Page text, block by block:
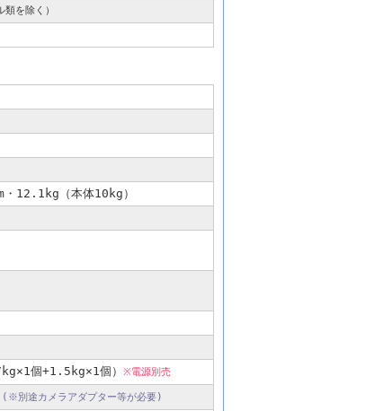
を除く）
・12.1kg（本体10kg）
個+1.5kg×1個） ※電源別売
(※別途カメラアダプター等が必要)